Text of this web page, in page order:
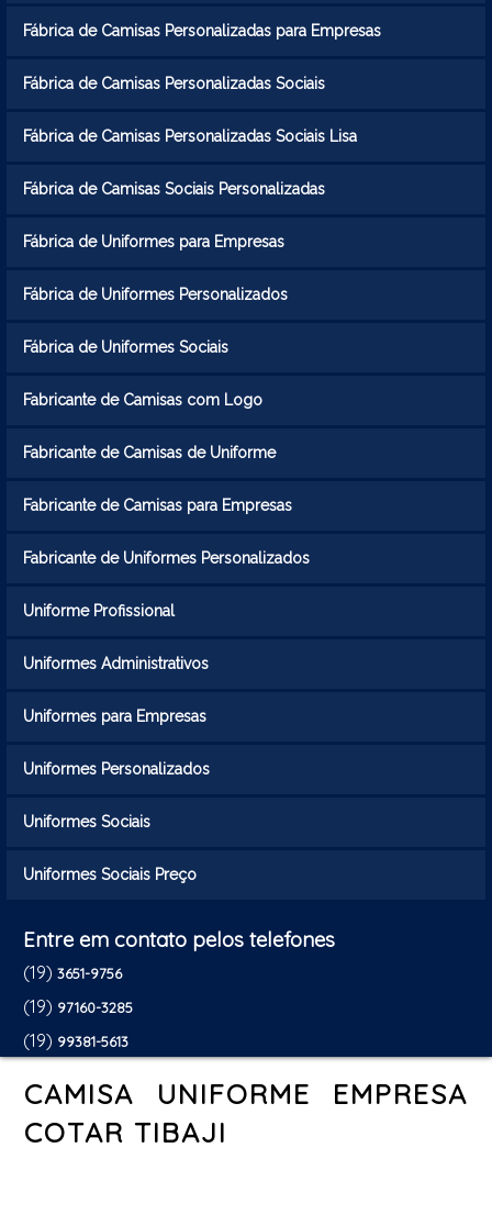
Fábrica de Camisas Personalizadas para Empresas
Fábrica de Camisas Personalizadas Sociais
Fábrica de Camisas Personalizadas Sociais Lisa
Fábrica de Camisas Sociais Personalizadas
Fábrica de Uniformes para Empresas
Fábrica de Uniformes Personalizados
Fábrica de Uniformes Sociais
Fabricante de Camisas com Logo
Fabricante de Camisas de Uniforme
Fabricante de Camisas para Empresas
Fabricante de Uniformes Personalizados
Uniforme Profissional
Uniformes Administrativos
Uniformes para Empresas
Uniformes Personalizados
Uniformes Sociais
Uniformes Sociais Preço
Entre em contato pelos telefones
(19) 3651-9756
(19) 97160-3285
(19) 99381-5613
CAMISA UNIFORME EMPRESA
COTAR TIBAJI